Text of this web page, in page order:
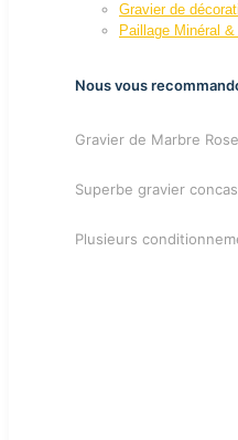
Gravier de
Paillage Minéral &
Nous vous
Gravier de Marbre
Superbe gravier
Plusieurs